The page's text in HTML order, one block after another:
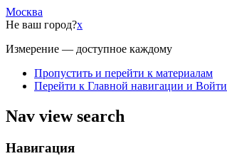
Москва
Не ваш город?x
Измерение — доступное каждому
Пропустить и перейти к материалам
Перейти к Главной навигации и Войти
Nav view search
Навигация